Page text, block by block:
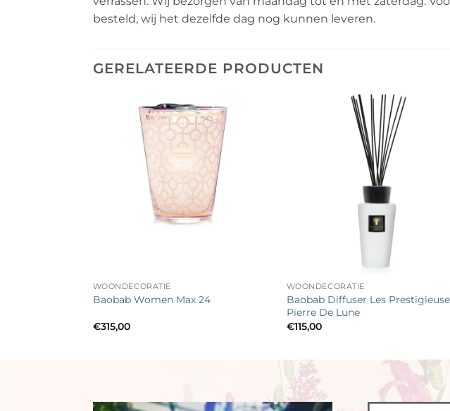
besteld, wij het dezelfde dag nog kunnen leveren.
GERELATEERDE PRODUCTEN
Toevoegen
verlanglijst
WOONDECORATIE
Baobab Women Max 24
€315,00
WOONDECORATIE
Baobab Diffuser Les
Pierre De Lune
€115,00